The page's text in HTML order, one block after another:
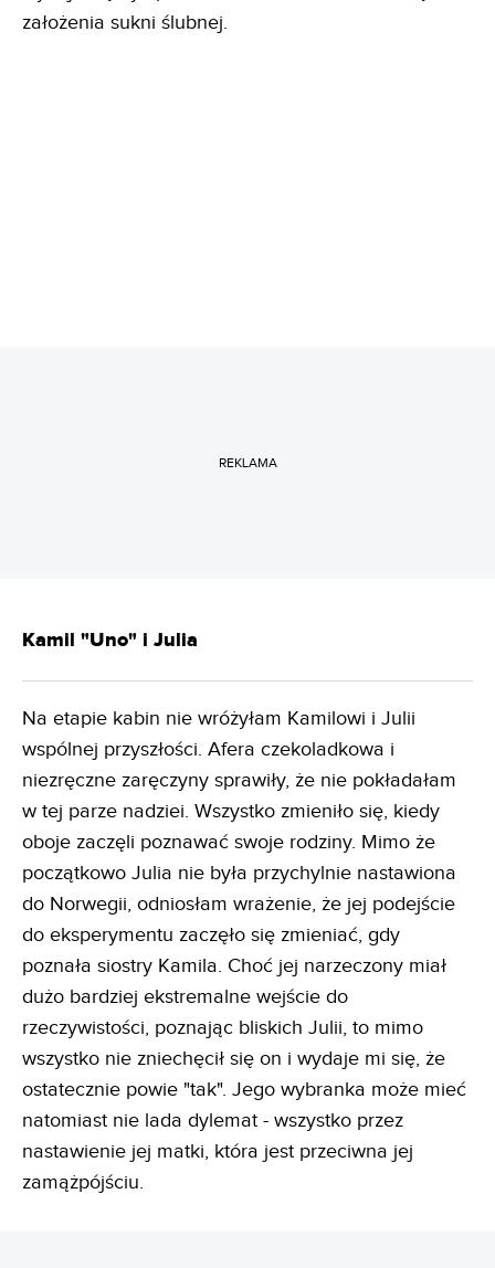
założenia sukni ślubnej.
REKLAMA
Kamil "Uno" i Julia
Na etapie kabin nie wróżyłam Kamilowi i Julii
wspólnej przyszłości. Afera czekoladkowa i
niezręczne zaręczyny sprawiły, że nie pokładałam
w tej parze nadziei. Wszystko zmieniło się, kiedy
oboje zaczęli poznawać swoje rodziny. Mimo że
początkowo Julia nie była przychylnie nastawiona
do Norwegii, odniosłam wrażenie, że jej podejście
do eksperymentu zaczęło się zmieniać, gdy
poznała siostry Kamila. Choć jej narzeczony miał
dużo bardziej ekstremalne wejście do
rzeczywistości, poznając bliskich Julii, to mimo
wszystko nie zniechęcił się on i wydaje mi się, że
ostatecznie powie "tak". Jego wybranka może mieć
natomiast nie lada dylemat - wszystko przez
nastawienie jej matki, która jest przeciwna jej
zamążpójściu.